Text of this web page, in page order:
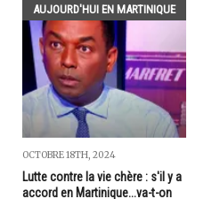
AUJOURD'HUI EN MARTINIQUE
OCTOBRE 18TH, 2024
Lutte contre la vie chère : s'il y a
accord en Martinique...va-t-on